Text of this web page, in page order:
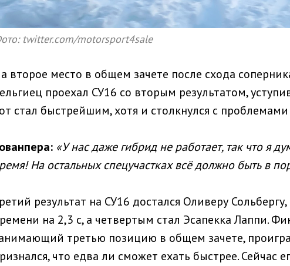
twitter.com/motorsport4sale
второе место в общем зачете после схода
проехал СУ16 со вторым результатом,
стал быстрейшим, хотя и столкнулся с проблемами
«У нас даже гибрид не работает, так что я
На остальных спецучастках всё должно быть в
результат на СУ16 достался Оливеру
на 2,3 с, а четвертым стал Эсапекка Лаппи.
третью позицию в общем зачете,
что едва ли сможет ехать быстрее. Сейчас